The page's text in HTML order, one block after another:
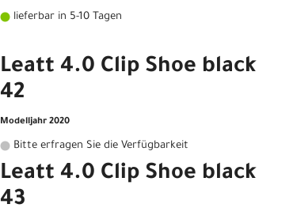
lieferbar in 5-10 Tagen
Leatt 4.0 Clip Shoe black
42
Modelljahr 2020
Bitte erfragen Sie die Verfügbarkeit
Leatt 4.0 Clip Shoe black
43